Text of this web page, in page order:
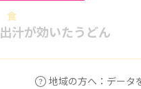
食
出汁が効いたうどん
地域の方へ：データ